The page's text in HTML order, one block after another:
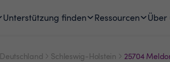
Unterstützung finden Ressourcen Über
Deutschland Schleswig-Holstein 25704